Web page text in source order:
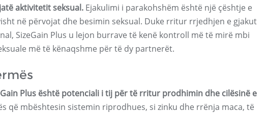
aktivitetit seksual. Ejakulimi i parakohshëm është një çështje e
në përvojat dhe besimin seksual. Duke rritur rrjedhjen e gjakut
SizeGain Plus u lejon burrave të kenë kontroll më të mirë mbi
më të kënaqshme për të dy partnerët.
Plus është potenciali i tij për të rritur prodhimin dhe cilësinë e
që mbështesin sistemin riprodhues, si zinku dhe rrënja maca, të